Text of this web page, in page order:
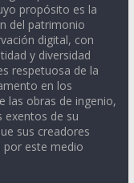
propósito es la
del patrimonio
digital, con
y diversidad
respetuosa de la
en los
las obras de ingenio,
exentos de su
sus creadores
este medio